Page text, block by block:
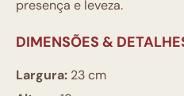
presença e leveza.
DIMENSÕES &
Largura: 23 cm